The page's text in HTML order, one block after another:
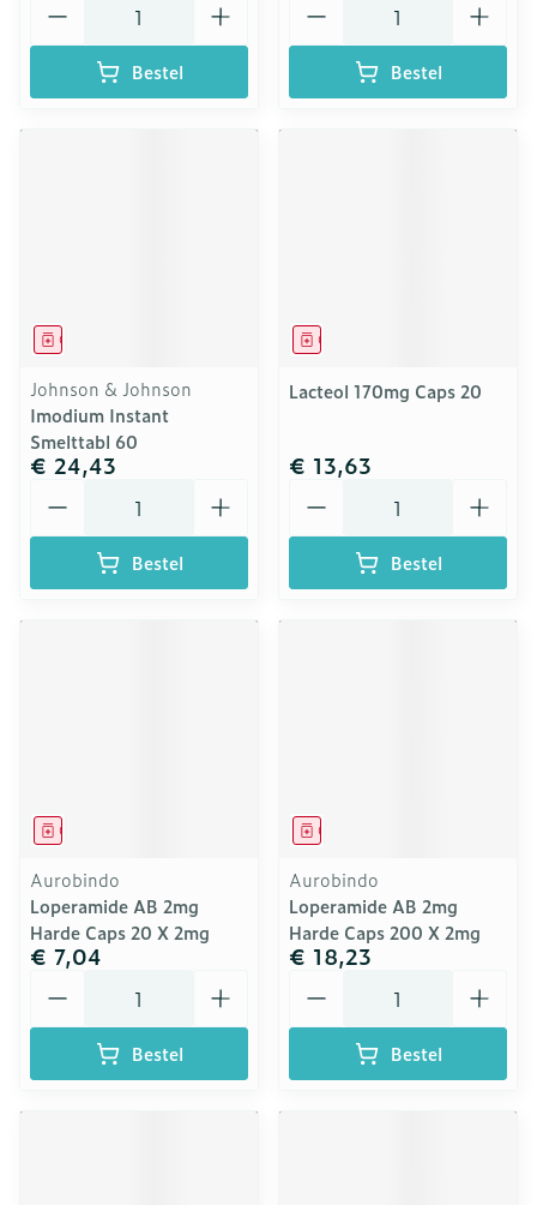
Bestel Bestel
Geneesmiddel
Johnson & Johnson
Imodium Instant
Smelttabl 60
€ 24,43
Bestel
Geneesmiddel
Lacteol 170mg Caps 20
€ 13,63
Bestel
Geneesmiddel
Aurobindo
Loperamide AB 2mg
Harde Caps 20 X 2mg
€ 7,04
Bestel
Geneesmiddel
Aurobindo
Loperamide AB 2mg
Harde Caps 200 X 2mg
€ 18,23
Bestel